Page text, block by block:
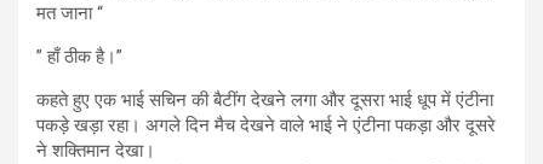
मत जाना “
” हाँ ठीक है।”
कहते हुए एक भाई सचिन की बैटींग देखने लगा और दूसरा भाई धूप में एंटीना
पकड़े खड़ा रहा। अगले दिन मैच देखने वाले भाई ने एंटीना पकड़ा और दूसरे
ने शक्तिमान देखा।